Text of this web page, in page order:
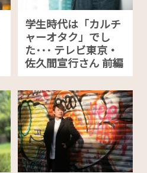
学生時代は「カルチ
ャーオタク」でし
た･･･ テレビ東京・
佐久間宣行さん 前編